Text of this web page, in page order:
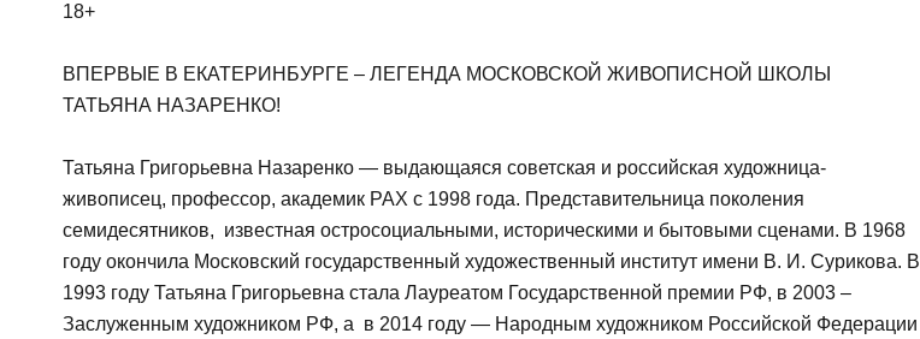
18+
ВПЕРВЫЕ В ЕКАТЕРИНБУРГЕ – ЛЕГЕНДА МОСКОВСКОЙ ЖИВОПИСНОЙ ШКОЛЫ
ТАТЬЯНА НАЗАРЕНКО!
Татьяна Григорьевна Назаренко — выдающаяся советская и российская художница-
живописец, профессор, академик РАХ с 1998 года. Представительница поколения
семидесятников, известная остросоциальными, историческими и бытовыми сценами. В 1968
году окончила Московский государственный художественный институт имени В. И. Сурикова. В
1993 году Татьяна Григорьевна стала Лауреатом Государственной премии РФ, в 2003 –
Заслуженным художником РФ, а в 2014 году — Народным художником Российской Федерации